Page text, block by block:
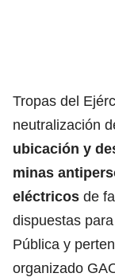
Tropas del
neutralización
ubicación y
minas
eléctricos de
dispuestas
Pública y
organizado